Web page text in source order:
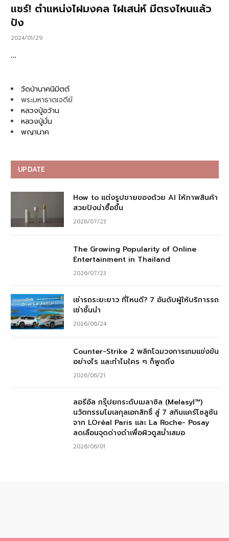
แชร์! ตำแหน่งไฝมงคล ไฝเสน่ห์ มีตรงไหนแล้ว
ปัง
2024/01/29
…
วัดป่านาคนิมิตต์
พระมหาธาตเจดีย์
หลวงปู่อว้าน
หลวงปู่มั่น
พญานาค
UPDATE
How to แต่งรูปขายของด้วย AI ให้ภาพสินค้า
สวยปังน่าซื้อขึ้น
2026/07/23
The Growing Popularity of Online
Entertainment in Thailand
2026/07/23
เช่ารถระยะยาว ที่ไหนดี? 7 อันดับผู้ให้บริการรถ
เช่าชั้นนำ
2026/06/24
Counter-Strike 2 พลิกโฉมวงการเกมแข่งขัน
อย่างไร และทำไมใคร ๆ ก็พูดถึง
2026/06/21
ลอรีอัล กรุ๊ปยกระดับเมลาซิล (Melasyl™)
นวัตกรรมโมเลกุลเอกสิทธิ์ สู่ 7 สกินแคร์โซลูชัน
จาก LOréal Paris และ La Roche- Posay
ลดเลือนจุดด่างดำเพื่อผิวดูสม่ำเสมอ
2026/06/01